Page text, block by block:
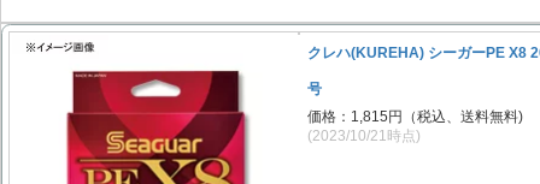
クレハ(KUREHA) シーガーPE X8
号
価格：1,815円（税込、送料無料)
(2023/10/21時点)